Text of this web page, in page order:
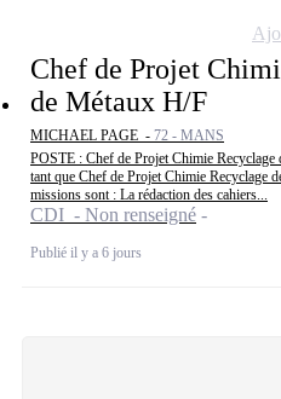
Chef de Projet
de Métaux H/F
MICHAEL PAGE - 72 - MANS
POSTE : Chef de Projet Chimie
tant que Chef de Projet Chimie Recyclage
missions sont : La rédaction des cahiers...
CDI - Non renseigné
Publié il y a 6 jours